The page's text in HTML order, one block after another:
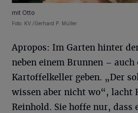
mit Otto
Foto: KV./Gerhard P. Müller
Apropos: Im Garten hinter
neben einem Brunnen – auch
Kartoffelkeller geben. „Der
wissen aber nicht wo“, lacht
Reinhold. Sie hoffe nur, dass